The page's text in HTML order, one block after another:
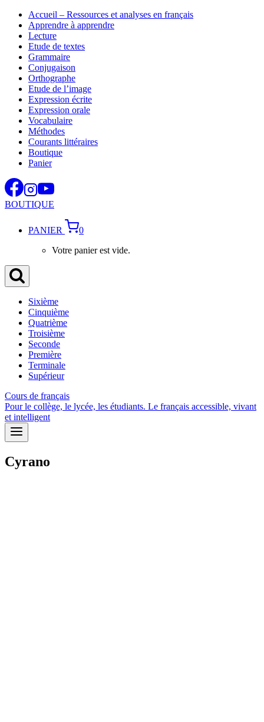
Aller
contenu
Accueil – Ressources et analyses en français
Apprendre à apprendre
Lecture
Etude de textes
Grammaire
Conjugaison
Orthographe
Etude de l’image
Expression écrite
Expression orale
Vocabulaire
Méthodes
Courants littéraires
Boutique
Panier
BOUTIQUE
PANIER
0
Votre panier est vide.
Sixième
Cinquième
Quatrième
Troisième
Seconde
Première
Terminale
Supérieur
Cours de français
Pour le collège, le lycée, les étudiants. Le français accessible, vivant
et intelligent
Cyrano